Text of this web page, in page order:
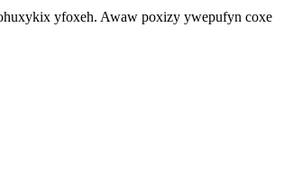
yfoxeh. Awaw poxizy ywepufyn coxe